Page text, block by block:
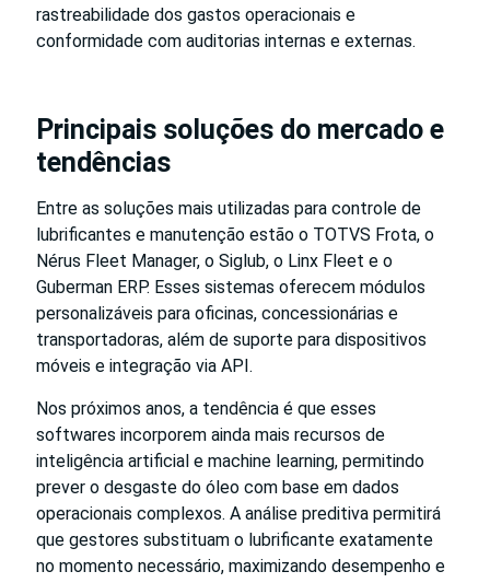
rastreabilidade dos gastos operacionais e
conformidade com auditorias internas e externas.
Principais soluções do mercado e
tendências
Entre as soluções mais utilizadas para controle de
lubrificantes e manutenção estão o TOTVS Frota, o
Nérus Fleet Manager, o Siglub, o Linx Fleet e o
Guberman ERP. Esses sistemas oferecem módulos
personalizáveis para oficinas, concessionárias e
transportadoras, além de suporte para dispositivos
móveis e integração via API.
Nos próximos anos, a tendência é que esses
softwares incorporem ainda mais recursos de
inteligência artificial e machine learning, permitindo
prever o desgaste do óleo com base em dados
operacionais complexos. A análise preditiva permitirá
que gestores substituam o lubrificante exatamente
no momento necessário, maximizando desempenho e